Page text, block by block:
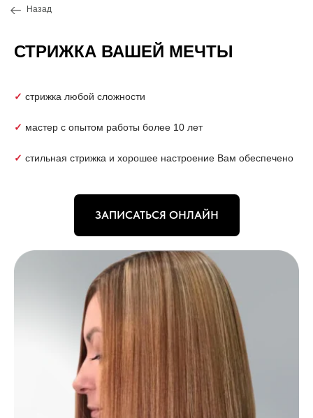
Назад
СТРИЖКА ВАШЕЙ МЕЧТЫ
✓ стрижка любой сложности
✓ мастер с опытом работы более 10 лет
✓ стильная стрижка и хорошее настроение Вам обеспечено
ЗАПИСАТЬСЯ ОНЛАЙН